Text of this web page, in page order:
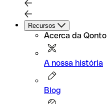
Recursos
Acerca da Qonto
A nossa história
Blog